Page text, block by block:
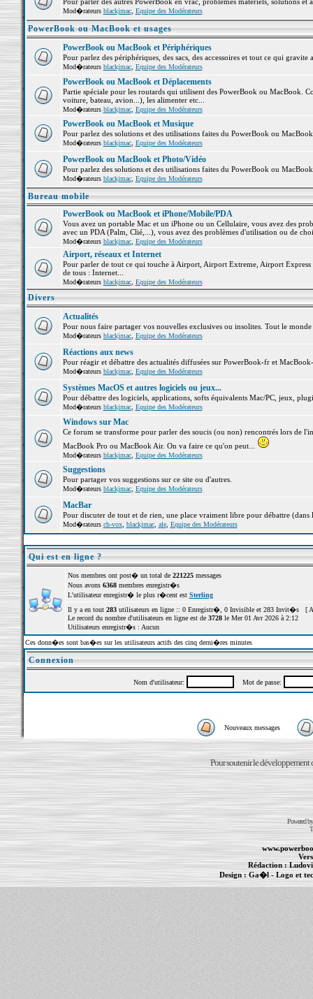
Mod�rateurs blackjmac, Equipe des Modérateurs
PowerBook ou MacBook et usages
PowerBook ou MacBook et Périphériques
Pour parlez des périphériques, des sacs, des accessoires et tout ce qui
Mod�rateurs blackjmac, Equipe des Modérateurs
PowerBook ou MacBook et Déplacements
Partie spéciale pour les routards qui utilisent des PowerBook ou MacBook.
voiture, bateau, avion...), les alimenter etc...
Mod�rateurs blackjmac, Equipe des Modérateurs
PowerBook ou MacBook et Musique
Pour parlez des solutions et des utilisations faites du PowerBook ou
Mod�rateurs blackjmac, Equipe des Modérateurs
PowerBook ou MacBook et Photo/Vidéo
Pour parlez des solutions et des utilisations faites du PowerBook ou
Mod�rateurs blackjmac, Equipe des Modérateurs
Bureau mobile
PowerBook ou MacBook et iPhone/Mobile/PDA
Vous avez un portable Mac et un iPhone ou un Cellulaire, vous avez des
avec un PDA (Palm, Clié,...), vous avez des problèmes d'utilisation ou de
Mod�rateurs blackjmac, Equipe des Modérateurs
Airport, réseaux et Internet
Pour parler de tout ce qui touche à Airport, Airport Extreme, Airport
de tous : Internet...
Mod�rateurs blackjmac, Equipe des Modérateurs
Divers
Actualités
Pour nous faire partager vos nouvelles exclusives ou insolites. Tout le
Mod�rateurs blackjmac, Equipe des Modérateurs
Réactions aux news
Pour réagir et débattre des actualités diffusées sur PowerBook-fr et
Mod�rateurs blackjmac, Equipe des Modérateurs
Systèmes MacOS et autres logiciels ou jeux...
Pour débattre des logiciels, applications, softs équivalents Mac/PC, jeux,
Mod�rateurs blackjmac, Equipe des Modérateurs
Windows sur Mac
Ce forum se transforme pour parler des soucis (ou non) rencontrés lors de
MacBook Pro ou MacBook Air. On va faire ce qu'on peut...
Mod�rateurs blackjmac, Equipe des Modérateurs
Suggestions
Pour partager vos suggestions sur ce site ou d'autres.
Mod�rateurs blackjmac, Equipe des Modérateurs
MacBar
Pour discuter de tout et de rien, une place vraiment libre pour débattre (dans
Mod�rateurs ch-vox, blackjmac, ale, Equipe des Modérateurs
Qui est en ligne ?
Nos membres ont post� un total de 221225messages
Nous avons 6368membres enregistr�s
L'utilisateur enregistr� le plus r�cent est Sterling
Il y a en tout 283utilisateurs en ligne :: 0 Enregistr�, 0 Invisible et 283 Invit�s [
Le record du nombre d'utilisateurs en ligne est de 3728le Mer 01 Avr 2026 à 2:12
Utilisateurs enregistr�s : Aucun
Ces donn�es sont bas�es sur les utilisateurs actifs des cinq derni�res minutes
Connexion
Nom d'utilisateur: Mot de passe:
Nouveaux messages
Pour soutenir le développement
Powered
Rédaction :
Design : Ga�l- Logo et